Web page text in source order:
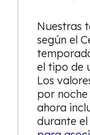
Nuestras
según el
el tipo de
Los
por
ahora
durante el